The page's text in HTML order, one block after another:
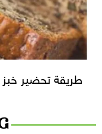
طريقة تحضير